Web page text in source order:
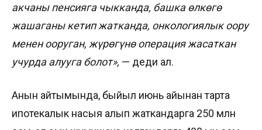
акчаны пенсияга чыкканда, башка өлкөгө
жашаганы кетип жатканда, онкологиялык оору
менен ооруган, жүрөгүнө операция жасаткан
учурда алууга болот», — деди ал.
Анын айтымында, быйыл июнь айынан тарта
ипотекалык насыя алып жаткандарга 250 млн